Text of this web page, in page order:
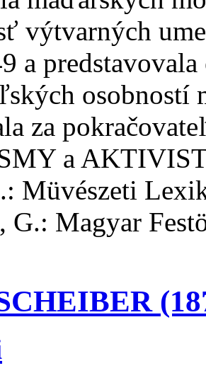
výtvarných
a
osobností
za
a
Müvészeti
G.: Magyar